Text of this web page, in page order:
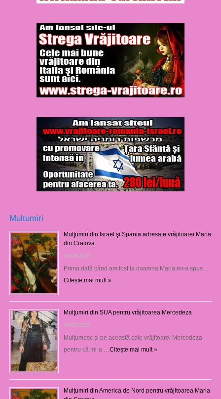
Multumiri
Mulţumiri din Israel şi Spania adresate vrăjitoarei Maria
din Craiova
08/08/2026
Prima dată când am fost la doamna Maria mi-a spus …
Citește mai mult »
Mulţumiri din SUA pentru vrăjitoarea Mercedeza
08/08/2026
Mulţumesc şi pe această cale vrăjitoarei Mercedeza
pentru că mi-a … Citește mai mult »
Mulţumiri din America de Nord pentru vrăjitoarea Maria